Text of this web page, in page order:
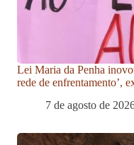
Lei Maria da Penha
rede de enfrentamento’,
7 de agosto de